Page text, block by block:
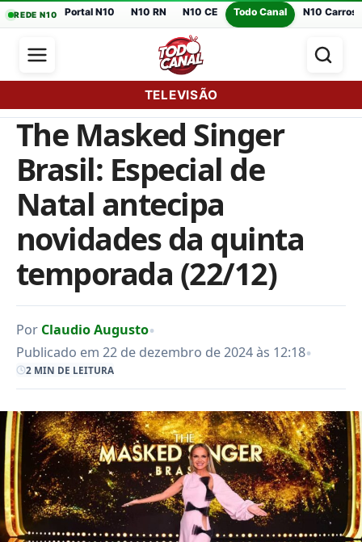
REDE N10 Portal N10 N10 RN N10 CE Todo Canal N10 Carros
TELEVISÃO
The Masked Singer
Brasil: Especial de
Natal antecipa
novidades da quinta
temporada (22/12)
Por Claudio Augusto•
Publicado em 22 de dezembro de 2024 às 12:18•
2 MIN DE LEITURA